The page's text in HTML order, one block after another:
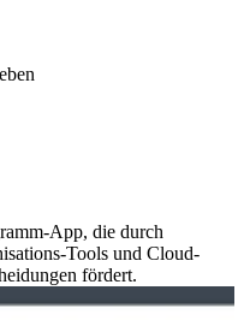
App, die durch
Tools und Cloud-
fördert.